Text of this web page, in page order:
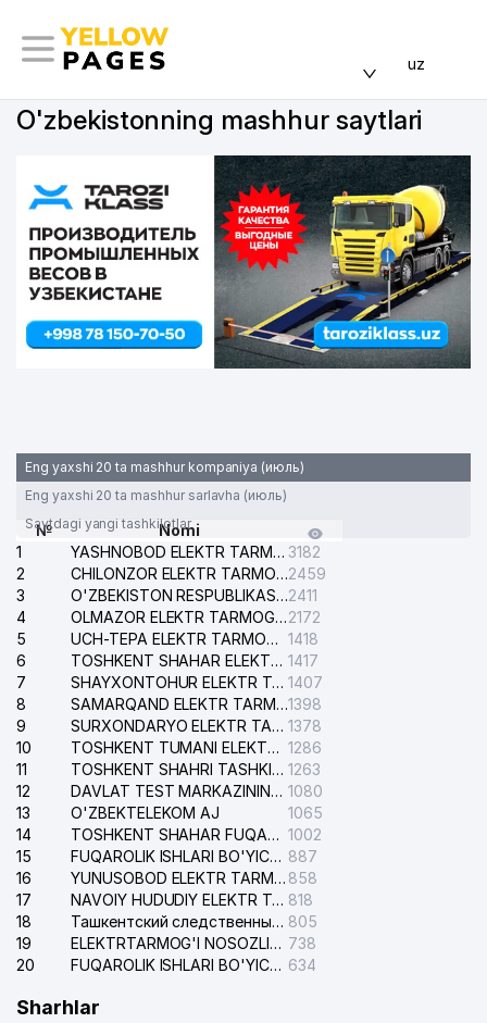
uz
O'zbekistonning mashhur saytlari
Eng yaxshi 20 ta mashhur kompaniya (июль)
Eng yaxshi 20 ta mashhur sarlavha (июль)
Saytdagi yangi tashkilotlar
№
Nomi
1
YASHNOBOD ELEKTR TARMOG'I NOSOZLIKLARI XIZMATI 3182
2
CHILONZOR ELEKTR TARMOG'I NOSOZLIK XIZMATI2459
3
O'ZBEKISTON RESPUBLIKASI BOSH PROKURATURASI ISHONCH TELEFONI2411
4
OLMAZOR ELEKTR TARMOG'I NOSOZLIKLARI XIZMATI2172
5
UCH-TEPA ELEKTR TARMOG'I NOSOZLIKLARI XIZMATI 1418
6
TOSHKENT SHAHAR ELEKTR TARMOQLARI KORXONASI AJ 1417
7
SHAYXONTOHUR ELEKTR TARMOG'I NOSOZLIKLARINI TUZATISH XIZMATI 1407
8
SAMARQAND ELEKTR TARMOQLARI AJ1398
9
SURXONDARYO ELEKTR TARMOQLARI AJ 1378
10
TOSHKENT TUMANI ELEKTR TARMOG'I AVARIYA XIZMATI 1286
11
TOSHKENT SHAHRI TASHKILOT TELEFONLARI HAQIDA MA'LUMOT BYUROSI 1263
12
DAVLAT TEST MARKAZINING ISHONCH TELEFONLARI 1080
13
O'ZBEKTELEKOM AJ
1065
14
TOSHKENT SHAHAR FUQAROLIK ISHLARI BO'YICHA SUDI 1002
15
FUQAROLIK ISHLARI BO'YICHA YAKKASAROY TUMANLARARO SUDI 887
16
YUNUSOBOD ELEKTR TARMOG'I NOSOZLIKLARI XIZMATI 858
17
NAVOIY HUDUDIY ELEKTR TARMOQLARI KORXONASI AJ 818
18
Ташкентский следственный изолятор 805
19
ELEKTRTARMOG'I NOSOZLIKLARINI TO'ZATISH SERGELI XIZMATI 738
20
FUQAROLIK ISHLARI BO'YICHA UCH-TEPA TUMANI SUDI 634
Sharhlar